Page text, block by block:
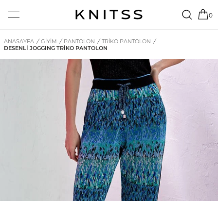
0
ANASAYFA / GİYİM / PANTOLON / TRIKO PANTOLON /
DESENLI JOGGING TRIKO PANTOLON